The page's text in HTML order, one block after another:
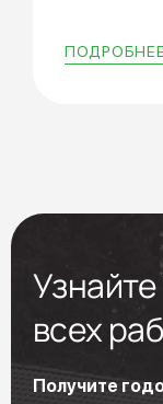
всех
Получите